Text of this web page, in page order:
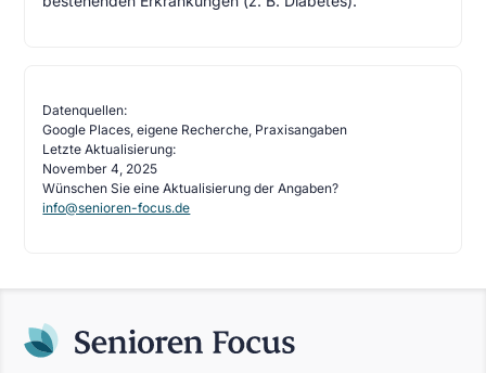
Datenquellen:
Google Places, eigene Recherche, Praxisangaben
Letzte Aktualisierung:
November 4, 2025
Wünschen Sie eine Aktualisierung der Angaben?
info@senioren-focus.de